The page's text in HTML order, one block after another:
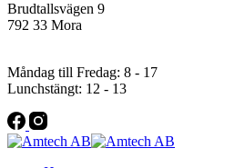
Brudtallsvägen 9
792 33 Mora
Måndag till Fredag: 8 - 17
Lunchstängt: 12 - 13